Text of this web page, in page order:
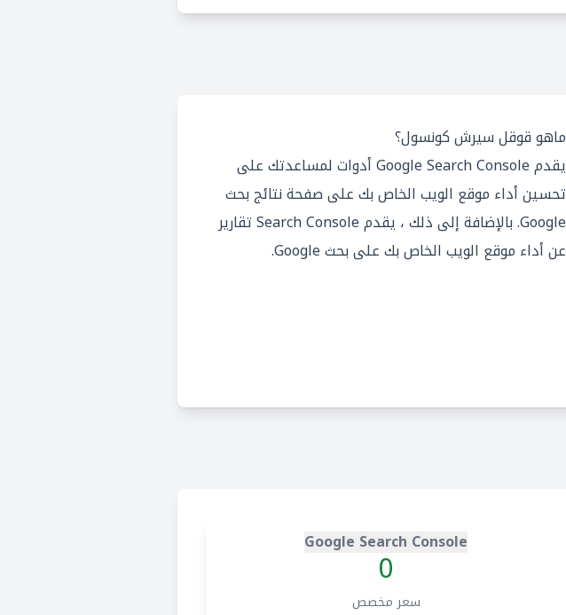
ماهو قوقل سيرش كونسول؟
يقدم Google Search Console أدوات لمساعدتك على
تحسين أداء موقع الويب الخاص بك على صفحة نتائج بحث
Google. بالإضافة إلى ذلك ، يقدم Search Console تقارير
عن أداء موقع الويب الخاص بك على بحث Google.
Google Search Console
0
سعر مخصص